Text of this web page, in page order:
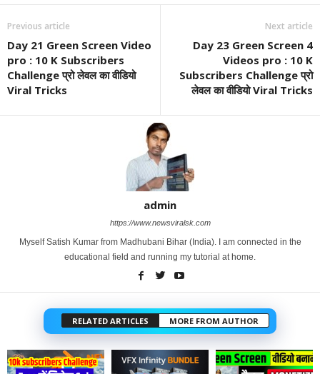
Previous article
Day 21 Green Screen Video
pro : 10 K Subscribers
Challenge प्रो लेवल का वीडियो
Viral Tricks
Next article
Day 23 Green Screen 4
Videos pro : 10 K
Subscribers Challenge प्रो
लेवल का वीडियो Viral Tricks
admin
https://www.newsviralsk.com
Myself Satish Kumar from Madhubani Bihar (India). I am connected in the
educational field and running my tutorial at home.
RELATED ARTICLES MORE FROM AUTHOR